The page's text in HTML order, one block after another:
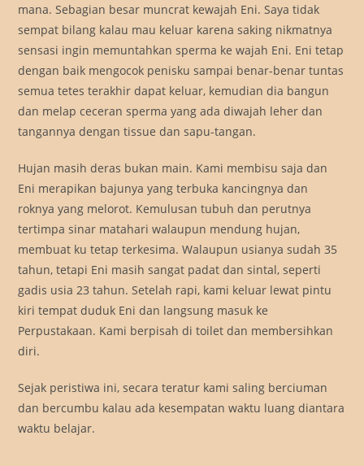
mana. Sebagian besar muncrat kewajah Eni. Saya tidak
sempat bilang kalau mau keluar karena saking nikmatnya
sensasi ingin memuntahkan sperma ke wajah Eni. Eni tetap
dengan baik mengocok penisku sampai benar-benar tuntas
semua tetes terakhir dapat keluar, kemudian dia bangun
dan melap ceceran sperma yang ada diwajah leher dan
tangannya dengan tissue dan sapu-tangan.
Hujan masih deras bukan main. Kami membisu saja dan
Eni merapikan bajunya yang terbuka kancingnya dan
roknya yang melorot. Kemulusan tubuh dan perutnya
tertimpa sinar matahari walaupun mendung hujan,
membuat ku tetap terkesima. Walaupun usianya sudah 35
tahun, tetapi Eni masih sangat padat dan sintal, seperti
gadis usia 23 tahun. Setelah rapi, kami keluar lewat pintu
kiri tempat duduk Eni dan langsung masuk ke
Perpustakaan. Kami berpisah di toilet dan membersihkan
diri.
Sejak peristiwa ini, secara teratur kami saling berciuman
dan bercumbu kalau ada kesempatan waktu luang diantara
waktu belajar.